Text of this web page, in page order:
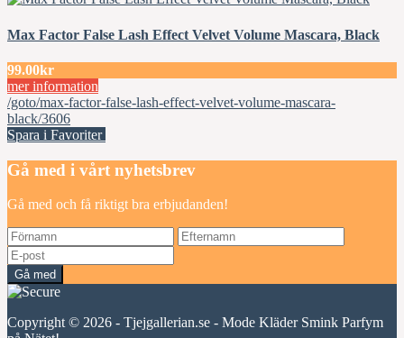
Max Factor False Lash Effect Velvet Volume Mascara, Black
99.00kr
mer information
/goto/max-factor-false-lash-effect-velvet-volume-mascara-
black/3606
Spara i Favoriter
Gå med i vårt nyhetsbrev
Gå med och få riktigt bra erbjudanden!
Gå med
Copyright © 2026 - Tjejgallerian.se - Mode Kläder Smink Parfym